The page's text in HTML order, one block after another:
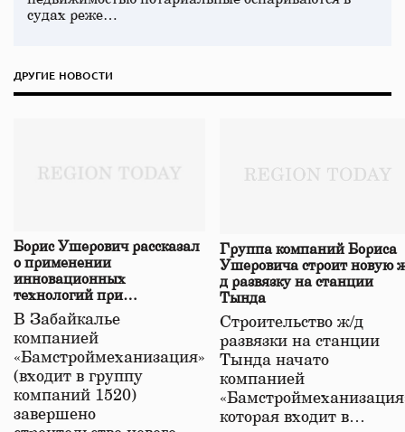
судах реже…
ДРУГИЕ НОВОСТИ
Борис Ушерович рассказал
о применении
инновационных
технологий при
строительстве нового моста
в Забайкалье
В Забайкалье
компанией
«Бамстроймеханизация»
(входит в группу
компаний 1520)
завершено
Группа компаний Бориса
Ушеровича строит новую
д развязку на станции
Тында
Строительство ж/д
развязки на станции
Тында начато
компанией
которая входит в…